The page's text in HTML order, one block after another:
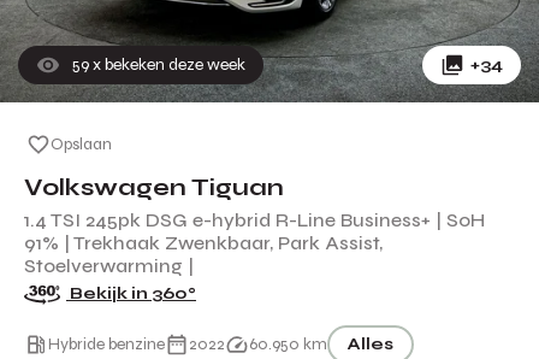
59x bekeken deze week +34
Opslaan
Volkswagen Tiguan
1.4 TSI 245pk DSG e-hybrid R-Line Business+ | SoH
91% | Trekhaak Zwenkbaar, Park Assist,
Stoelverwarming |
Bekijk in 360°
Hybride benzine 2022 60.950 km Alles